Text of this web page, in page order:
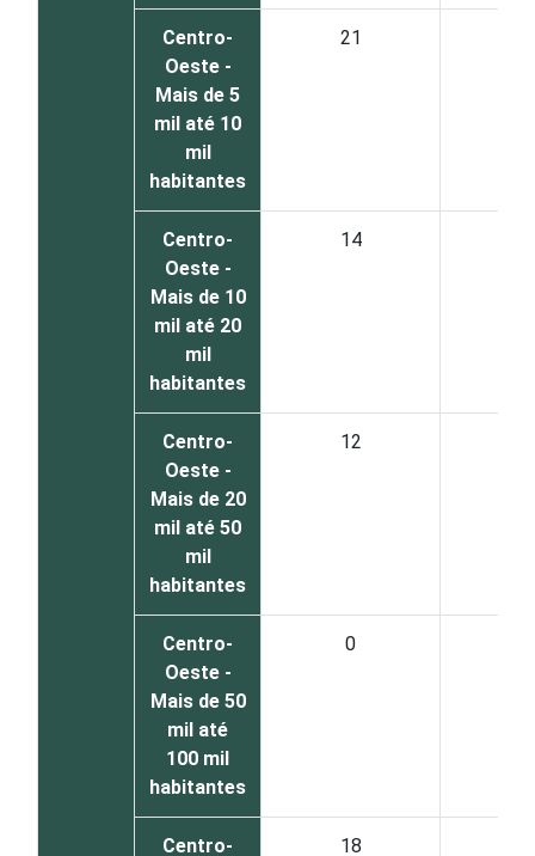
Centro-
Oeste -
Mais de 5
mil até 10
mil
habitantes
21
Centro-
Oeste -
Mais de 10
mil até 20
mil
habitantes
14
Centro-
Oeste -
Mais de 20
mil até 50
mil
habitantes
12
Centro-
Oeste -
Mais de 50
mil até
100 mil
habitantes
0
Centro- 18